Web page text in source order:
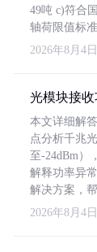
49吨 c)符合
轴荷限值标准
2026年8月4日
光模块接
本文详细解
点分析千兆
至-24dBm）
解释功率异
解决方案，
2026年8月4日